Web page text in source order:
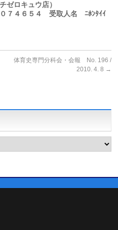
ゼロキュウ店）
７４６５４ 受取人名 ﾆﾎﾝﾀｲｲ
体育史専門分科会・会報 No. 196 /
2010. 4. 8 →